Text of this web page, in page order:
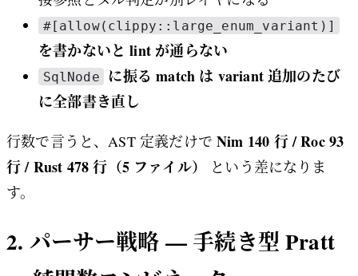
#[allow(clippy::large_enum_variant)]
を書かないと lint が通らない
SqlNode
に振る match は variant 追加のたび
に全部書き直し
行数で言うと、AST 定義だけでNim 140 行 / Roc 93
行 / Rust 478 行（5 ファイル）
という差になりま
す。
2. パーサー戦略 — 手続き型 Pratt